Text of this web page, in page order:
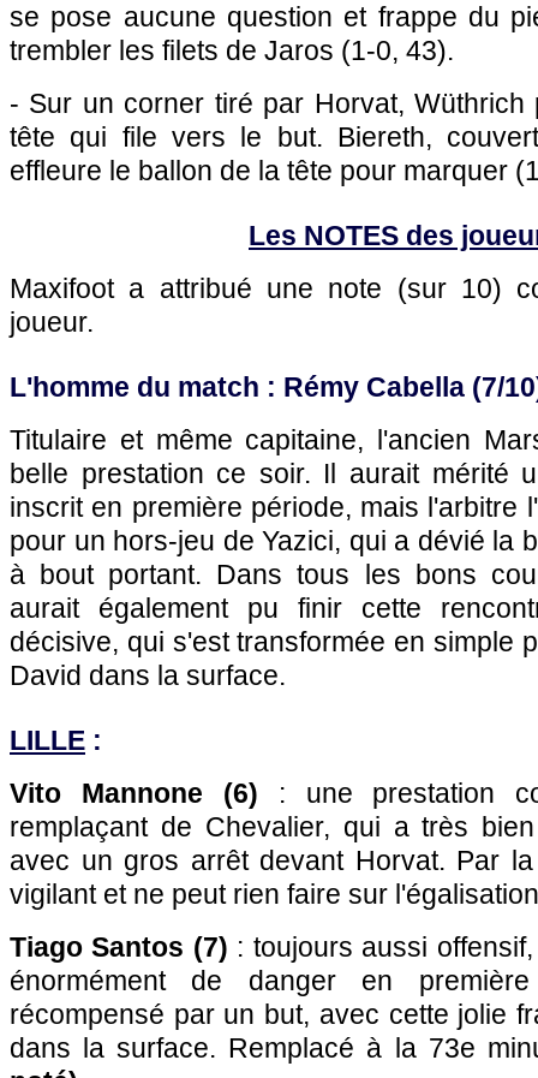
se pose aucune question et frappe du
trembler les filets de Jaros (1-0, 43).
- Sur un corner tiré par Horvat,
tête qui file vers le but. Biereth,
effleure le ballon de la tête pour marquer
Les NOTES des
Maxifoot a attribué une note (sur 10)
joueur.
L'homme du match : Rémy Cabella (7/
Titulaire et même capitaine, l'ancien
belle prestation ce soir. Il aurait mérité
inscrit en première période, mais l'arbitre
pour un hors-jeu de Yazici, qui a dévié la
à bout portant. Dans tous les bons
aurait également pu finir cette
décisive, qui s'est transformée en simple
David dans la surface.
LILLE :
Vito Mannone (6) : une prestation
remplaçant de Chevalier, qui a très
avec un gros arrêt devant Horvat. Par
vigilant et ne peut rien faire sur
Tiago Santos (7) : toujours aussi
énormément de danger en
récompensé par un but, avec cette jolie
dans la surface. Remplacé à la 73e